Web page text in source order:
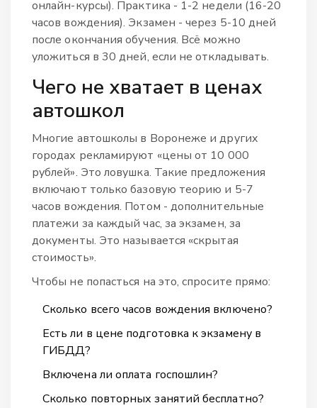
онлайн-курсы). Практика - 1-2 недели (16-20
часов вождения). Экзамен - через 5-10 дней
после окончания обучения. Всё можно
уложиться в 30 дней, если не откладывать.
Чего не хватает в ценах
автошкол
Многие автошколы в Воронеже и других
городах рекламируют «цены от 10 000
рублей». Это ловушка. Такие предложения
включают только базовую теорию и 5-7
часов вождения. Потом - дополнительные
платежи за каждый час, за экзамен, за
документы. Это называется «скрытая
стоимость».
Чтобы не попасться на это, спросите прямо:
Сколько всего часов вождения включено?
Есть ли в цене подготовка к экзамену в
ГИБДД?
Включена ли оплата госпошлин?
Сколько повторных занятий бесплатно?